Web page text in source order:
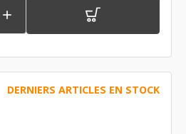

DERNIERS ARTICLES EN STOCK